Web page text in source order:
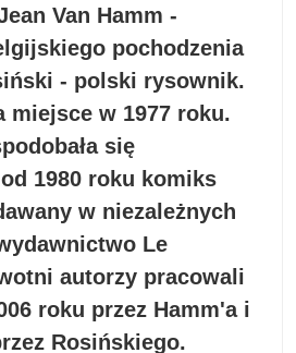
Van Hamm -
pochodzenia
- polski rysownik.
miejsce w 1977 roku.
się
1980 roku komiks
w niezależnych
Le
autorzy pracowali
roku przez Hamm'a i
Rosińskiego.